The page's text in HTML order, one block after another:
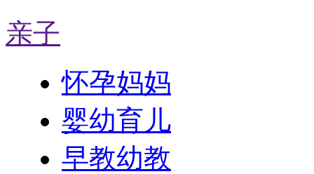
亲子
怀孕妈妈
婴幼育儿
早教幼教